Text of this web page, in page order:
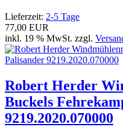
Lieferzeit: 2-5 Tage
77,00 EUR
inkl. 19 % MwSt. zzgl.
Robert Herder
Buckels
9219.2020.070000